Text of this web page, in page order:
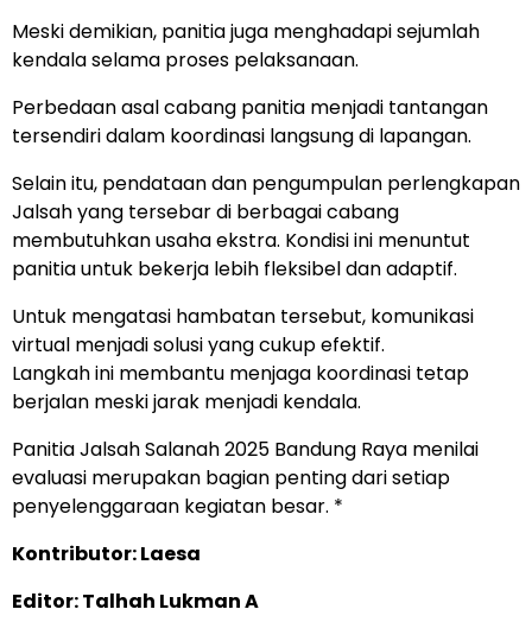
Meski demikian, panitia juga menghadapi sejumlah
kendala selama proses pelaksanaan.
Perbedaan asal cabang panitia menjadi tantangan
tersendiri dalam koordinasi langsung di lapangan.
Selain itu, pendataan dan pengumpulan perlengkapan
Jalsah yang tersebar di berbagai cabang
membutuhkan usaha ekstra. Kondisi ini menuntut
panitia untuk bekerja lebih fleksibel dan adaptif.
Untuk mengatasi hambatan tersebut, komunikasi
virtual menjadi solusi yang cukup efektif.
Langkah ini membantu menjaga koordinasi tetap
berjalan meski jarak menjadi kendala.
Panitia Jalsah Salanah 2025 Bandung Raya menilai
evaluasi merupakan bagian penting dari setiap
penyelenggaraan kegiatan besar. *
Kontributor: Laesa
Editor: Talhah Lukman A